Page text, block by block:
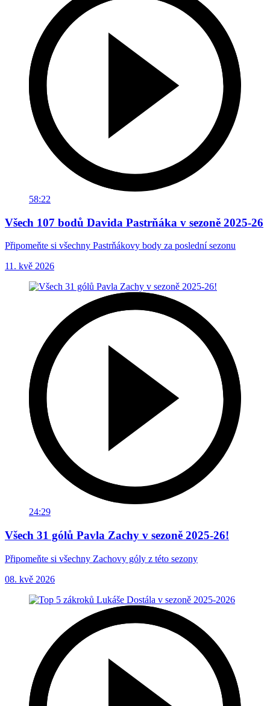
58:22
Všech 107 bodů Davida Pastrňáka v sezoně 2025-26
Připomeňte si všechny Pastrňákovy body za poslední sezonu
11. kvě 2026
24:29
Všech 31 gólů Pavla Zachy v sezoně 2025-26!
Připomeňte si všechny Zachovy góly z této sezony
08. kvě 2026